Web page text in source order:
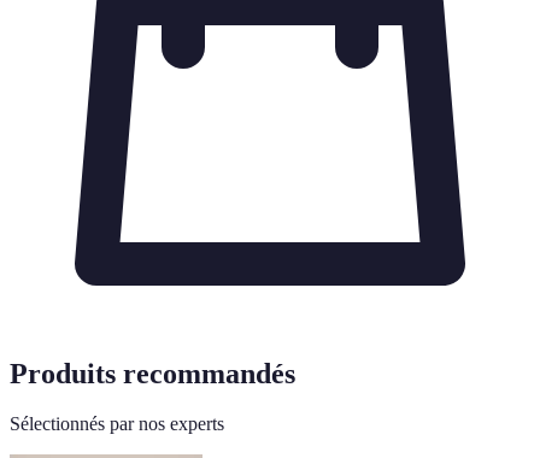
Produits recommandés
Sélectionnés par nos experts